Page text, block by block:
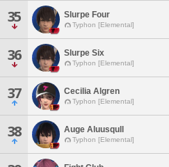
35 Slurpe Four
Typhon [Elemental]
36 Slurpe Six
Typhon [Elemental]
37 Cecilia Algren
Typhon [Elemental]
38 Auge Aluusqull
Typhon [Elemental]